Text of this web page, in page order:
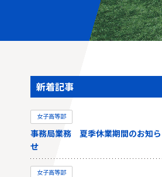
新着記事
女子高等部
事務局業務 夏季休業期間のお知ら
せ
女子高等部